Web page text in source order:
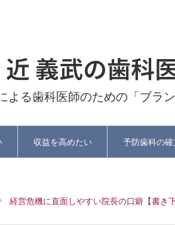
近 義武の歯科
よる歯科医師のための「ブラ
収益を高めたい 予防歯科の確
経営危機に直面しやすい院長の口癖【書き下